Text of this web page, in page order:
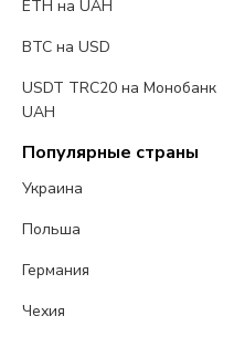
ETH на UAH
BTC на USD
USDT TRC20 на Монобанк
UAH
Популярные страны
Украина
Польша
Германия
Чехия